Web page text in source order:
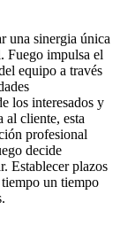
una sinergia única
Fuego impulsa el
equipo a través
los interesados y
al cliente, esta
profesional
decide
Establecer plazos
un tiempo